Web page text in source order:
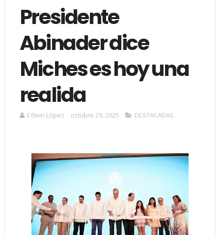
Presidente
Abinader dice
Miches es hoy una
realida
Edwin López octubre 29, 2025 DESTACADAS